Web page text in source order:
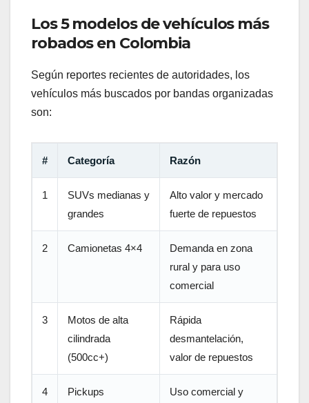
Los 5 modelos de vehículos más
robados en Colombia
Según reportes recientes de autoridades, los
vehículos más buscados por bandas organizadas
son:
# Categoría Razón
1
SUVs medianas y
grandes
Alto valor y mercado
fuerte de repuestos
2 Camionetas 4×4
Demanda en zona
rural y para uso
comercial
3
Motos de alta
cilindrada
(500cc+)
Rápida
desmantelación,
valor de repuestos
4 Pickups
Uso comercial y